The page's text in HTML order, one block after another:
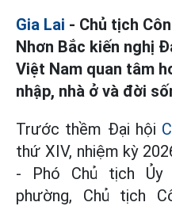
Gia Lai - Chủ tịch
Nhơn Bắc kiến nghị
Việt Nam quan tâm
nhập, nhà ở và đời
Trước thềm Đại hội
thứ XIV, nhiệm kỳ
- Phó Chủ tịch Ủy
phường, Chủ tịch